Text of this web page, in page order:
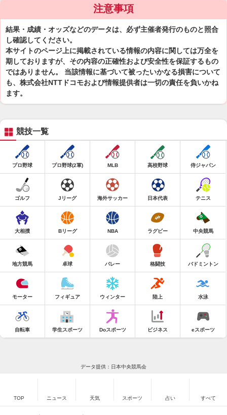
注意事項
結果・成績・オッズなどのデータは、必ず主催者発行のものと照合
し確認してください。
本サイトのページ上に掲載されている情報の内容に関しては万全を
期しておりますが、その内容の正確性および安全性を保証するもの
ではありません。 当該情報に基づいて被ったいかなる損害について
も、株式会社NTTドコモおよび情報提供者は一切の責任を負いかね
ます。
競技一覧
プロ野球 プロ野球(2軍) MLB 高校野球 侍ジャパン
ゴルフ Jリーグ 海外サッカー 日本代表 テニス
大相撲 Bリーグ NBA ラグビー 中央競馬
地方競馬 卓球 バレー 格闘技 バドミントン
モーター フィギュア ウィンター 陸上 水泳
自転車 学生スポーツ Doスポーツ ビジネス eスポーツ
データ提供：日本中央競馬会
TOP ニュース 天気 スポーツ 占い すべて